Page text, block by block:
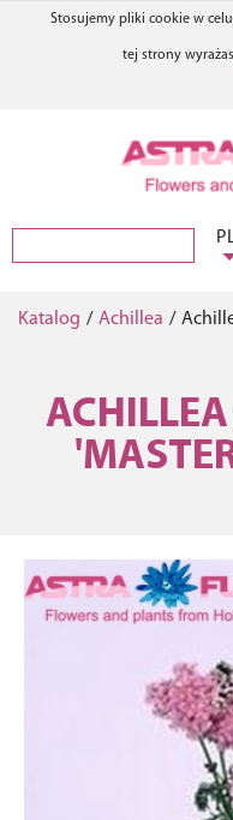
Stosujemy pliki cookie w celu
tej strony
Katalog / Achillea /